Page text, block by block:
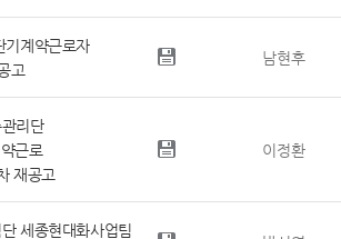
기계약근로자
고
남현후
리단
근로
재공고
이정환
세종현대화사업팀